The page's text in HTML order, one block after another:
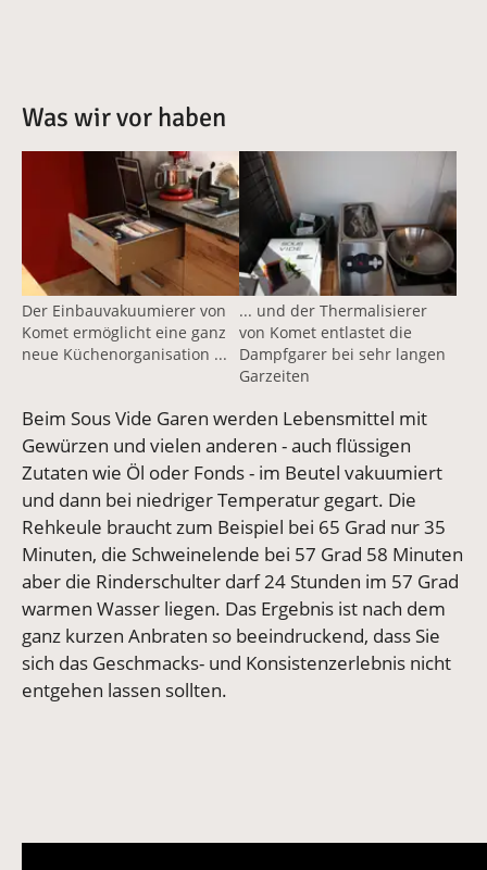
Was wir vor haben
Der Einbauvakuumierer von
Komet ermöglicht eine ganz
neue Küchenorganisation ...
... und der Thermalisierer
von Komet entlastet die
Dampfgarer bei sehr langen
Garzeiten
Beim Sous Vide Garen werden Lebensmittel mit
Gewürzen und vielen anderen - auch flüssigen
Zutaten wie Öl oder Fonds - im Beutel vakuumiert
und dann bei niedriger Temperatur gegart. Die
Rehkeule braucht zum Beispiel bei 65 Grad nur 35
Minuten, die Schweinelende bei 57 Grad 58 Minuten
aber die Rinderschulter darf 24 Stunden im 57 Grad
warmen Wasser liegen. Das Ergebnis ist nach dem
ganz kurzen Anbraten so beeindruckend, dass Sie
sich das Geschmacks- und Konsistenzerlebnis nicht
entgehen lassen sollten.